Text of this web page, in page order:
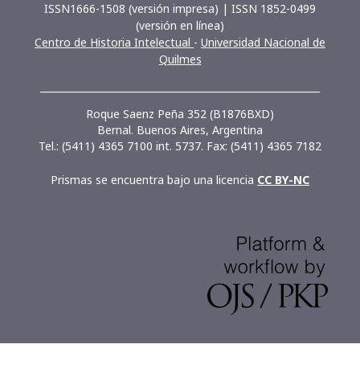
ISSN1666-1508 (versión impresa) | ISSN 1852-0499
(versión en línea)
Centro de Historia Intelectual - Universidad Nacional de
Quilmes
Roque Saenz Peña 352 (B1876BXD)
Bernal. Buenos Aires, Argentina
Tel.: (5411) 4365 7100 int. 5737. Fax: (5411) 4365 7182
Prismas se encuentra bajo una licencia CC BY-NC